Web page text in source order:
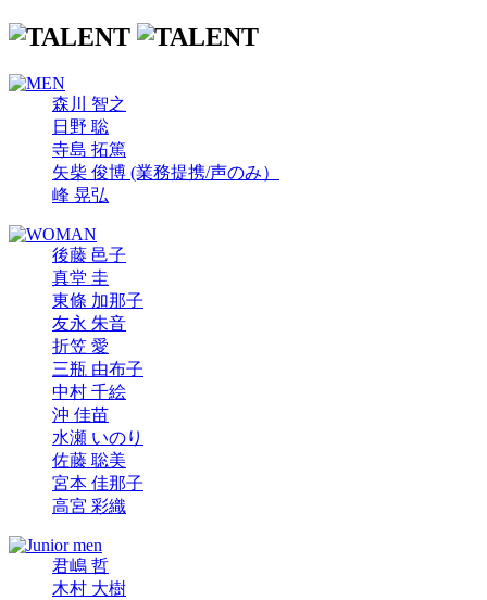
森川 智之
日野 聡
寺島 拓篤
矢柴 俊博 (業務提携/声のみ）
峰 晃弘
後藤 邑子
真堂 圭
東條 加那子
友永 朱音
折笠 愛
三瓶 由布子
中村 千絵
沖 佳苗
水瀬 いのり
佐藤 聡美
宮本 佳那子
高宮 彩織
君嶋 哲
木村 大樹